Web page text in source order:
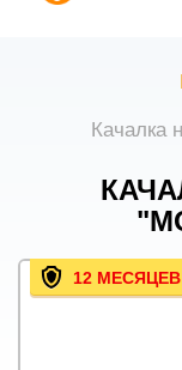
Качалка
12 МЕСЯЦЕВ